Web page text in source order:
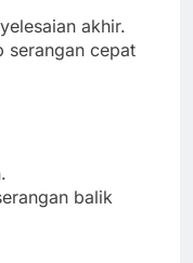
akhir.
serangan cepat
balik